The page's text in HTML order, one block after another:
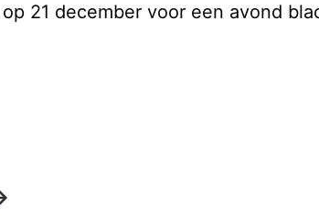
21 december voor een avond